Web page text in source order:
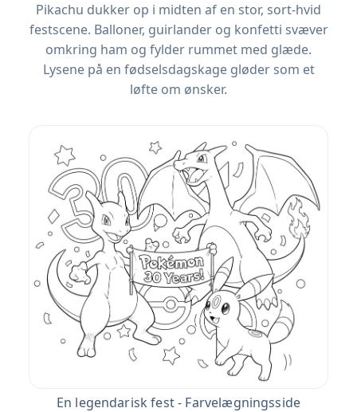
Pikachu dukker op i midten af ​​en stor, sort-hvid
festscene. Balloner, guirlander og konfetti svæver
omkring ham og fylder rummet med glæde.
Lysene på en fødselsdagskage gløder som et
løfte om ønsker.
En legendarisk fest - Farvelægningsside